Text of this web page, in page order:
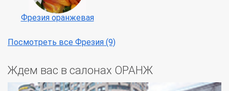
Фрезия оранжевая
Посмотреть все Фрезия (9)
Ждем вас в салонах ОРАНЖ